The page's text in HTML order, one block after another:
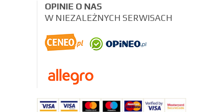
OPINIE O NAS
W NIEZALEŻNYCH SERWISACH